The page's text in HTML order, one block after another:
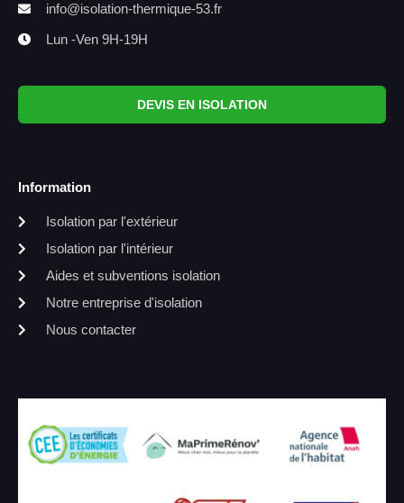
info@isolation-thermique-53.fr
Lun -Ven 9H-19H
DEVIS EN ISOLATION
Information
Isolation par l'extérieur
Isolation par l'intérieur
Aides et subventions isolation
Notre entreprise d'isolation
Nous contacter